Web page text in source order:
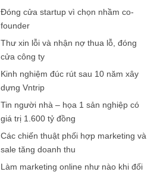
Đóng cửa startup vì chọn nhầm co-
founder
Thư xin lỗi và nhận nợ thua lỗ, đóng
cửa công ty
Kinh nghiệm đúc rút sau 10 năm xây
dựng Vntrip
Tin người nhà – họa 1 sản nghiệp có
giá trị 1.600 tỷ đồng
Các chiến thuật phối hợp marketing và
sale tăng doanh thu
Làm marketing online như nào khi đối